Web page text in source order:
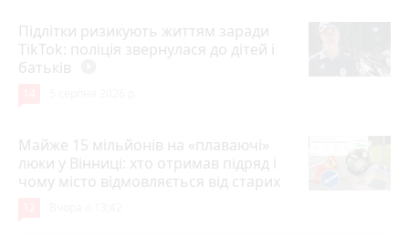
Підлітки ризикують життям заради
TikTok: поліція звернулася до дітей і
батьків
Майже 15 мільйонів на «плаваючі»
люки у Вінниці: хто отримав підряд і
чому місто відмовляється від старих